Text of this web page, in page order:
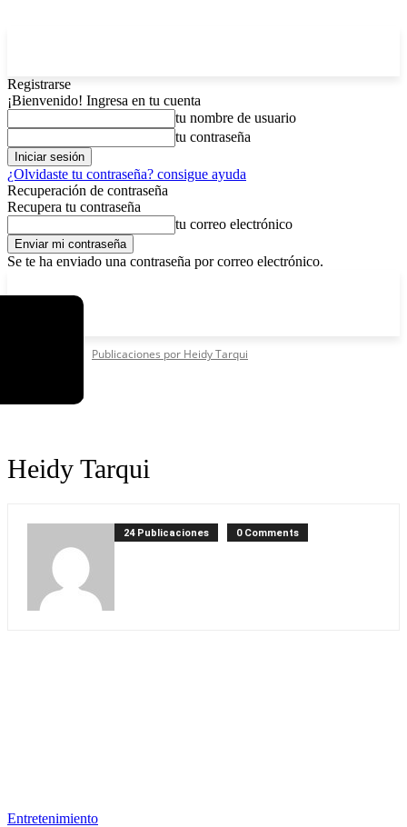
Registrarse
¡Bienvenido! Ingresa en tu cuenta
tu nombre de usuario
tu contraseña
¿Olvidaste tu contraseña? consigue ayuda
Recuperación de contraseña
Recupera tu contraseña
tu correo electrónico
Se te ha enviado una contraseña por correo electrónico.
Publicaciones por Heidy Tarqui
Heidy Tarqui
24 Publicaciones 0 Comments
Entretenimiento